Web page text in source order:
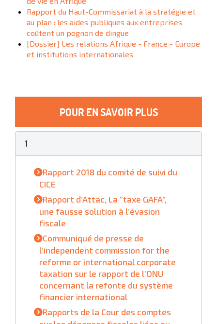
Rapport du Haut-Commissariat à la stratégie et
au plan : les aides publiques aux entreprises
coûtent un pognon de dingue
[Dossier] Les relations Afrique - France - Europe
et institutions internationales
POUR EN SAVOIR PLUS
1
Rapport 2018 du comité de suivi du
CICE
Rapport d’Attac, La “taxe GAFA”,
une fausse solution à l’évasion
fiscale
Communiqué de presse de
l’independent commission for the
reforme or international corporate
taxation sur le rapport de l’ONU
concernant la refonte du système
financier international
Rapports de la Cour des comptes